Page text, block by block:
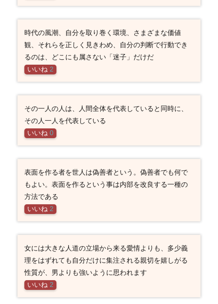
時代の風潮、自分を取り巻く環境、さまざまな価値
観、それらを正しく見きわめ、自分の判断で行動でき
るのは、どこにも属さない「迷子」だけだ
いいね 2
その一人の人は、人間全体を代表していると同時に、
その人一人を代表している
いいね 0
表面を作る者を世人は偽善者という。偽善者でも何で
もよい。表面を作るという事は内部を改良する一種の
方法である
いいね 2
女には大きな人道の立場から来る愛情よりも、多少義
理をはずれても自分だけに集注される親切を嬉しがる
性質が、男よりも強いように思われます
いいね 2